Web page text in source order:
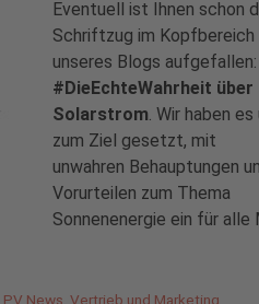
Eventuell ist Ihnen schon
Schriftzug im Kopfbereich
unseres Blogs aufgefallen:
#DieEchteWahrheit über
Solarstrom . Wir haben es
zum Ziel gesetzt, mit
unwahren Behauptungen
Vorurteilen zum Thema
Sonnenenergie ein für alle
PV News ,Vertrieb und Marketing